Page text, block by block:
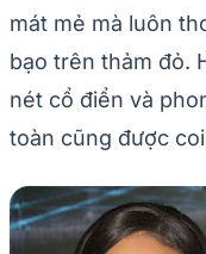
mát mẻ mà luôn
bạo trên thảm đỏ.
nét cổ điển và
toàn cũng được